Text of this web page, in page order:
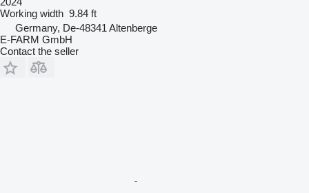
Working width 9.84 ft
Germany, De-48341 Altenberge
E-FARM GmbH
Contact the seller